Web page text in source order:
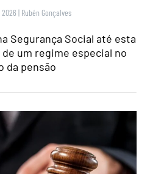
2026 | Rubén Gonçalves
Segurança Social até esta
um regime especial no
da pensão